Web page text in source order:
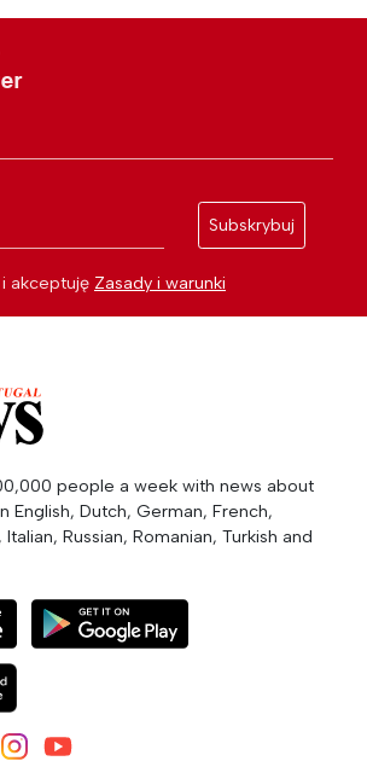
Subskrybuj
i akceptuję Zasady i warunki
people a week with news about
English, Dutch, German, French,
Russian, Romanian, Turkish and